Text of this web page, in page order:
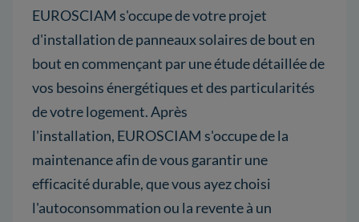
EUROSCIAM s'occupe de votre projet
d'installation de panneaux solaires de bout en
bout en commençant par une étude détaillée de
vos besoins énergétiques et des particularités
de votre logement. Après
l'installation, EUROSCIAM s'occupe de la
maintenance afin de vous garantir une
efficacité durable, que vous ayez choisi
l'autoconsommation ou la revente à un